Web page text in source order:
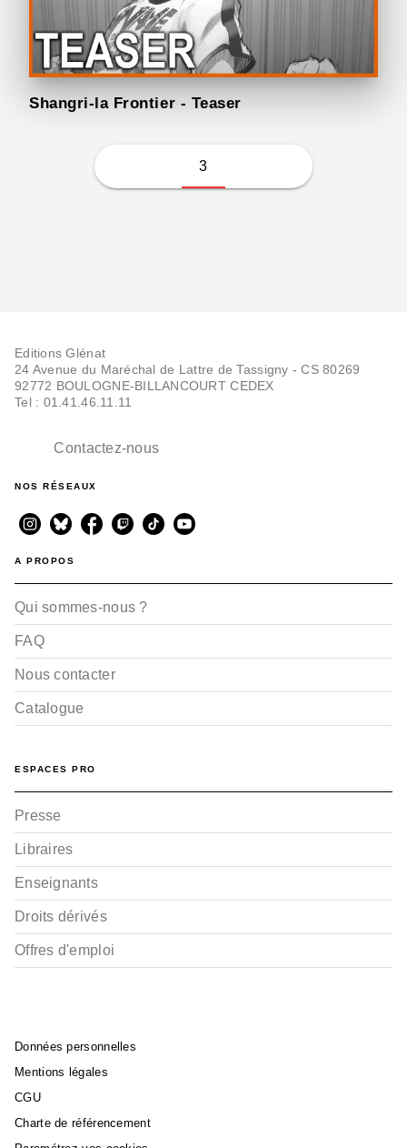
Shangri-la Frontier - Teaser
3
Editions Glénat
24 Avenue du Maréchal de Lattre de Tassigny - CS 80269
92772 BOULOGNE-BILLANCOURT CEDEX
Tel : 01.41.46.11.11
Contactez-nous
NOS RÉSEAUX
A PROPOS
Qui sommes-nous ?
FAQ
Nous contacter
Catalogue
ESPACES PRO
Presse
Libraires
Enseignants
Droits dérivés
Offres d'emploi
Données personnelles
Mentions légales
CGU
Charte de référencement